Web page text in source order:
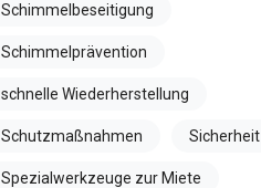
Schimmelbeseitigung
Schimmelprävention
schnelle Wiederherstellung
Schutzmaßnahmen Sicherheit
Spezialwerkzeuge zur Miete